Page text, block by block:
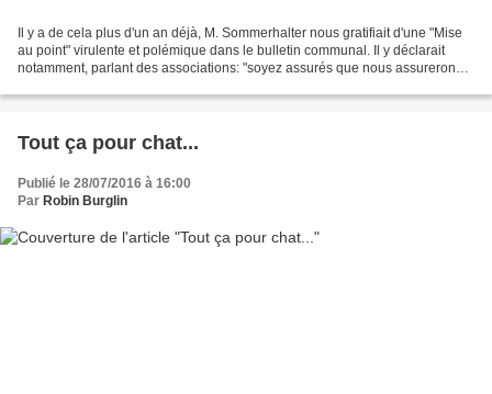
Il y a de cela plus d'un an déjà, M. Sommerhalter nous gratifiait d'une "Mise
au point" virulente et polémique dans le bulletin communal. Il y déclarait
notamment, parlant des associations: "soyez assurés que nous assurerons
Tout ça pour chat...
Publié le 28/07/2016 à 16:00
Par Robin Burglin